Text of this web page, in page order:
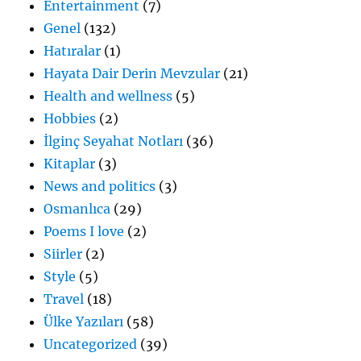
Entertainment (7)
Genel (132)
Hatıralar (1)
Hayata Dair Derin Mevzular (21)
Health and wellness (5)
Hobbies (2)
İlginç Seyahat Notları (36)
Kitaplar (3)
News and politics (3)
Osmanlıca (29)
Poems I love (2)
Siirler (2)
Style (5)
Travel (18)
Ülke Yazıları (58)
Uncategorized (39)